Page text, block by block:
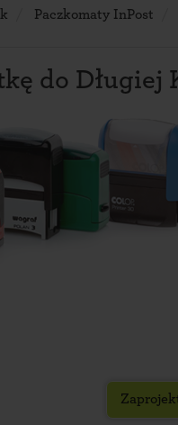
Paczkomaty InPost
do Długiej